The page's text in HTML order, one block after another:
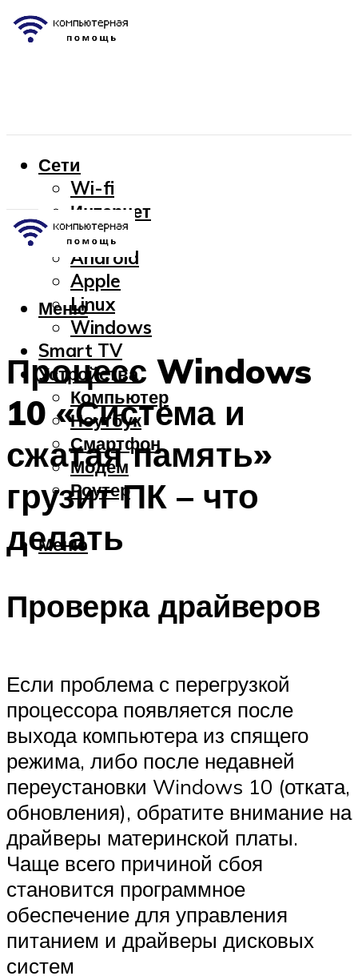
Сети
Wi-fi
Интернет
OC
Android
Apple
Linux
Windows
Smart TV
Устройства
Компьютер
Ноутбук
Смартфон
Модем
Роутер
Меню
Меню
Процесс Windows
10 «Система и
сжатая память»
грузит ПК – что
делать
Проверка драйверов
Если проблема с перегрузкой
процессора появляется после
выхода компьютера из спящего
режима, либо после недавней
переустановки Windows 10 (отката,
обновления), обратите внимание на
драйверы материнской платы.
Чаще всего причиной сбоя
становится программное
обеспечение для управления
питанием и драйверы дисковых
систем